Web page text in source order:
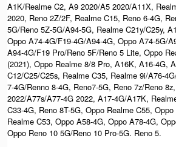
A1K/Realme C2, A9 2020/A5 2020/A11X,
2020, Reno 2Z/2F, Realme C15, Reno 6-4G,
5G/Reno 5Z-5G/A94-5G, Realme C21y/C25y,
Oppo A74-4G/F19-4G/A94-4G, Oppo A74-5G/
A94-4G/F19 Pro/Reno 5F/Reno 5 Lite, Oppo
(2021), Oppo Realme 8/8 Pro, A16K, A16-4G,
C12/C25/C25s, Realme C35, Realme 9i/A76-
7-4G/Renno 8-4G, Reno7-5G, Reno 7z/Reno
2022/A77s/A77-4G 2022, A17-4G/A17K,
C33-4G, Reno 8T-5G, Oppo Realme C55,
Realme C53, Oppo A58-4G, Oppo A78-4G,
Oppo Reno 10 5G/Reno 10 Pro-5G. Reno 5.